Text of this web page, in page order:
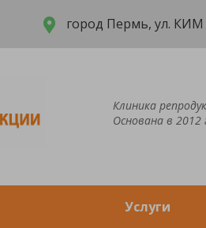
город Пермь, ул. КИМ
Клиника
Основана в 2012
Услуги